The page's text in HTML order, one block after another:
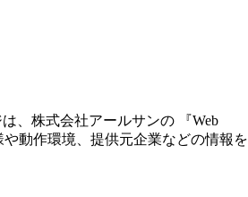
、 株式会社アールサンの 『Web
動作環境、提供元企業などの情報を